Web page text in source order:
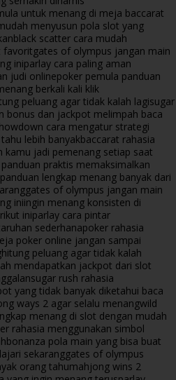
untuk menang di meja baccarat
menyusun pola slot yang
black scatter cara mudah
favoritgates of olympus jangan main
iniparlay cara paling aman
judi onlinepoker pemula panduan
berkali kali klik
peluang agar tidak kalah lagisugar
bonus dan jackpot melimpah baca
cara mengatur strategi
lebih banyakbaccarat rahasia
kamu jadi pemenang setiap saat
praktis memaksimalkan
lengkap menang banyak dari
gates of olympus jangan main
iniingin menang konsisten di
iniparlay cara pintar
sederhanapoker rahasia
poker online jangan sampai
peluang agar tidak kalah
mendapatkan jackpot dari slot
sugar rush rahasia
yang tidak banyak diketahui baca
ways 2 agar selalu menangwild
menang di slot dengan mudah
rahasia menggunakan simbol
bonanza pola main yang bisa buat
sekaranggates of olympus
orang tahumahjong wins 2